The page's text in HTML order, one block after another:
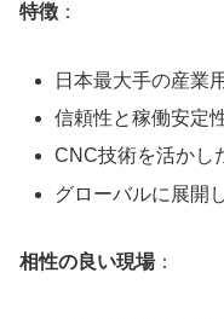
特徴 ：
日本最大手の産業
信頼性と稼働安定
CNC技術を活かし
グローバルに展開
相性の良い現場：